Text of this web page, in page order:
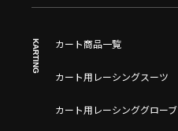
KARTING カート商品一覧
カート用レーシングスーツ
カート用レーシンググローブ